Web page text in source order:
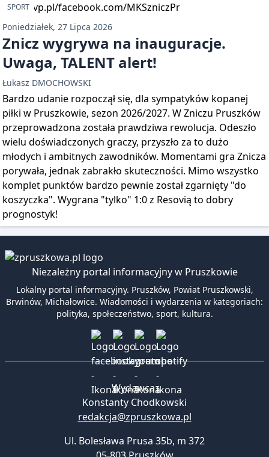
SPORT
Poniedziałek, 27 Lipca 2026
Znicz wygrywa na inauguracje.
Uwaga, TALENT alert!
Łukasz DMOCHOWSKI
Bardzo udanie rozpoczął się, dla sympatyków kopanej
piłki w Pruszkowie, sezon 2026/2027. W Zniczu Pruszków
przeprowadzona została prawdziwa rewolucja. Odeszło
wielu doświadczonych graczy, przyszło za to dużo
młodych i ambitnych zawodników. Momentami gra Znicza
porywała, jednak zabrakło skuteczności. Mimo wszystko
komplet punktów bardzo pewnie został zgarnięty "do
koszyczka". Wygrana "tylko" 1:0 z Resovią to dobry
prognostyk!
Niezależny portal informacyjny w Pruszkowie
Lokalny portal informacyjny. Pruszków, Powiat Pruszkowski,
Brwinów, Michałowice. Wiadomości i wydarzenia w kategoriach:
polityka, społeczeństwo, sport, kultura.
Wydawca:
Konstanty Chodkowski
redakcja@zpruszkowa.pl
Ul. Bolesława Prusa 35b, m 372